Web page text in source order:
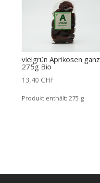
vielgrün Aprikosen ganz
275g Bio
13,40 CHF
Produkt enthält: 275 g